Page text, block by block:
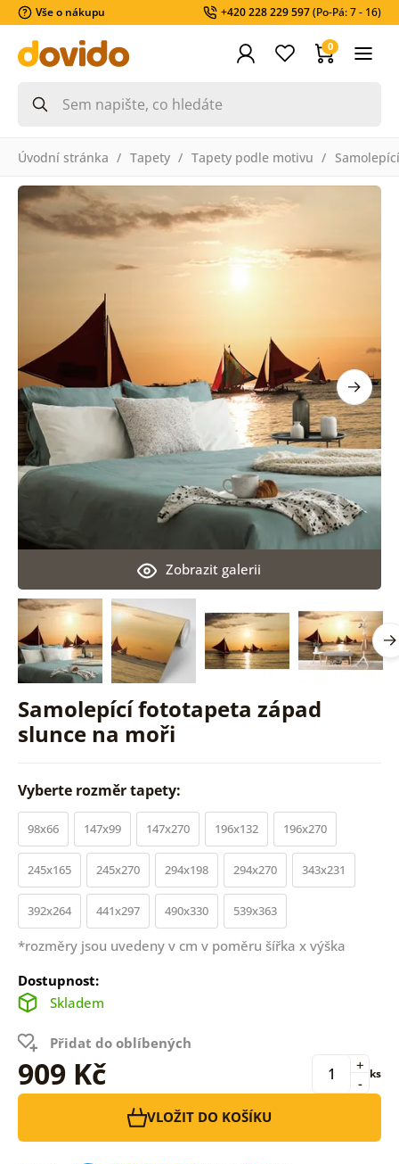
Vše o nákupu +420 228 229 597(Po-Pá: 7 - 16)
0
Úvodní stránka Tapety Tapety podle motivu
Samolepící fototapeta západ
slunce na moři
Zobrazit galerii
Vyberte rozměr tapety:
98x66 147x99 147x270 196x132 196x270
245x165 245x270 294x198 294x270 343x231
392x264 441x297 490x330 539x363
*rozměry jsou uvedeny v cm v poměru šířka x výška
Dostupnost:
Skladem
Přidat do oblíbených
909 Kč -
+ ks
VLOŽIT DO KOŠÍKU